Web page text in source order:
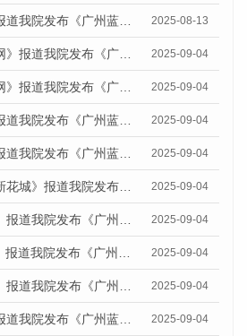
8月5日《花城咖》报道我院发布《广州蓝皮书：广州城乡融合发展报告（2025）》的视频采访 2025-08-13
9月3日《中国发展网》报道我院发布《广州蓝皮书：广州国际商贸中心发展报告（2025）》的媒体文章 2025-09-04
9月3日《中国发展网》报道我院发布《广州蓝皮书：广州文化产业发展报告（2025）》的媒体文章 2025-09-04
9月2日《花城咖》报道我院发布《广州蓝皮书：广州文化产业发展报告（2025）》的媒体文章 2025-09-04
9月2日《新快报》报道我院发布《广州蓝皮书：广州文化产业发展报告（2025）》的媒体文章 2025-09-04
9月1日《广州日报新花城》报道我院发布《广州蓝皮书：广州文化产业发展报告（2025）》的媒体文章 2025-09-04
9月1日《羊城晚报》报道我院发布《广州蓝皮书：广州文化产业发展报告（2025）》的媒体文章 2025-09-04
9月1日《南方Plus》报道我院发布《广州蓝皮书：广州文化产业发展报告（2025）》的媒体文章 2025-09-04
9月1日《信息时报》报道我院发布《广州蓝皮书：广州文化产业发展报告（2025）》的媒体文章 2025-09-04
9月1日《海外网》报道我院发布《广州蓝皮书：广州文化产业发展报告（2025）》的媒体文章 2025-09-04